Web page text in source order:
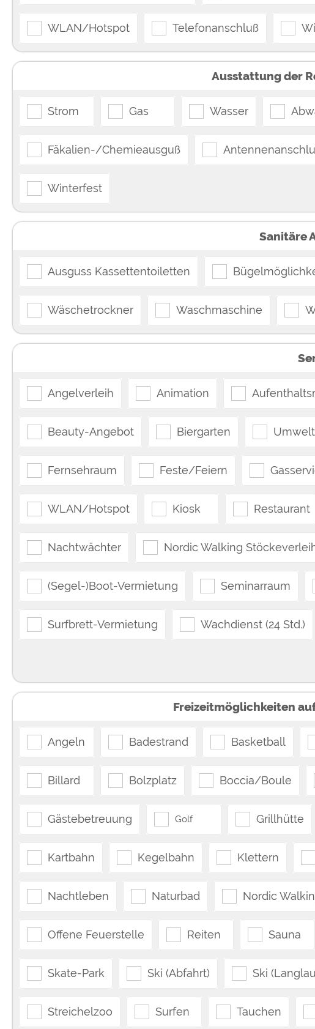
WLAN/Hotspot Telefonanschluß
Ausstattung der
Strom Gas Wasser
Fäkalien-/Chemieausguß
Winterfest
Sanitäre
Ausguss Kassettentoiletten
Wäschetrockner Waschmaschine
Angelverleih Animation
Beauty-Angebot Biergarten
Fernsehraum Feste/Feiern
WLAN/Hotspot Kiosk Restaurant
Nachtwächter Nordic Walking
(Segel-)Boot-Vermietung Seminarraum
Surfbrett-Vermietung Wachdienst (24 Std.)
Freizeitmöglichkeiten
Angeln Badestrand Basketball
Billard Bolzplatz Boccia/Boule
Gästebetreuung Golf Grillhütte
Kartbahn Kegelbahn Klettern
Nachtleben Naturbad Nordic
Offene Feuerstelle Reiten Sauna
Skate-Park Ski (Abfahrt) Ski
Streichelzoo Surfen Tauchen